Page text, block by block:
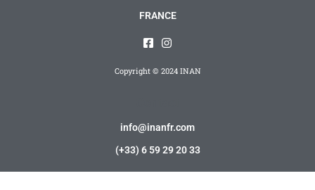
FRANCE
Copyright © 2024 INAN
info@inanfr.com
(+33) 6 59 29 20 33